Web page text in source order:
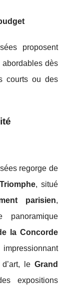
proposent
dès
courts ou des
regorge de
, situé
parisien,
la Concorde
impressionnant
le Grand
expositions